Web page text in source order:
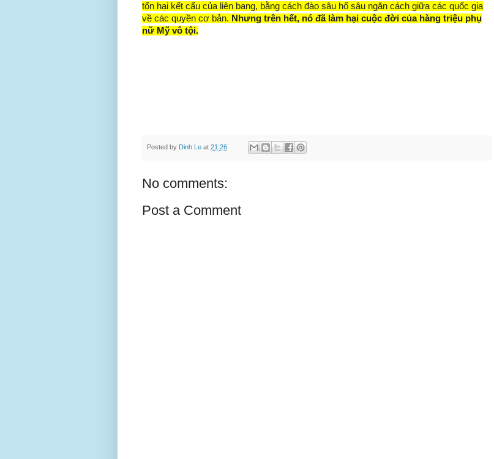
tổn hại kết cấu của liên bang, bằng cách đào sâu hố sâu ngăn cách giữa các quốc gia
về các quyền cơ bản. Nhưng trên hết, nó đã làm hại cuộc đời của hàng triệu phụ
nữ Mỹ vô tội.
Posted by Dinh Le at 21:26
No comments:
Post a Comment